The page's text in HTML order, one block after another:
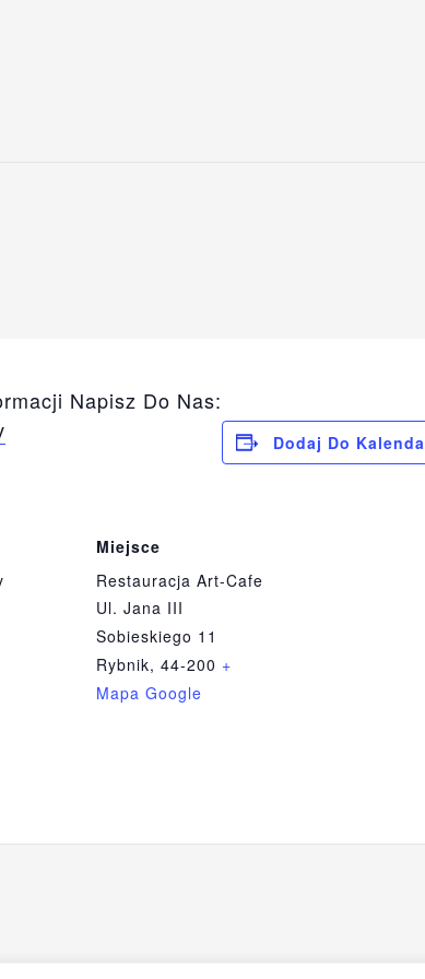
Napisz Do Nas:
Dodaj Do
Miejsce
Restauracja Art-Cafe
Ul. Jana III
Sobieskiego 11
Rybnik, 44-200 +
Mapa Google